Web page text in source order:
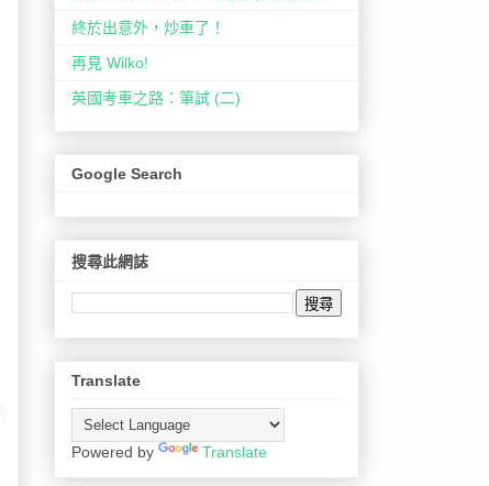
終於出意外，炒車了！
再見 Wilko!
英國考車之路：筆試 (二)
Google Search
搜尋此網誌
Translate
Powered by Translate